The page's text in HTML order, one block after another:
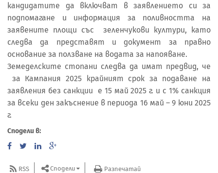
кандидатите да включват в заявлението си за
подпомагане и информация за поливността на
заявените площи със зеленчукови култури, като
следва да представят и документ за правно
основание за ползване на водата за напояване.
Земеделските стопани следва да имат предвид, че
за Кампания 2025 крайният срок за подаване на
заявления без санкции е 15 май 2025 г. и с 1% санкция
за всеки ден закъснение в периода 16 май – 9 юни 2025
г.
Сподели в:
RSS Сподели Разпечатай